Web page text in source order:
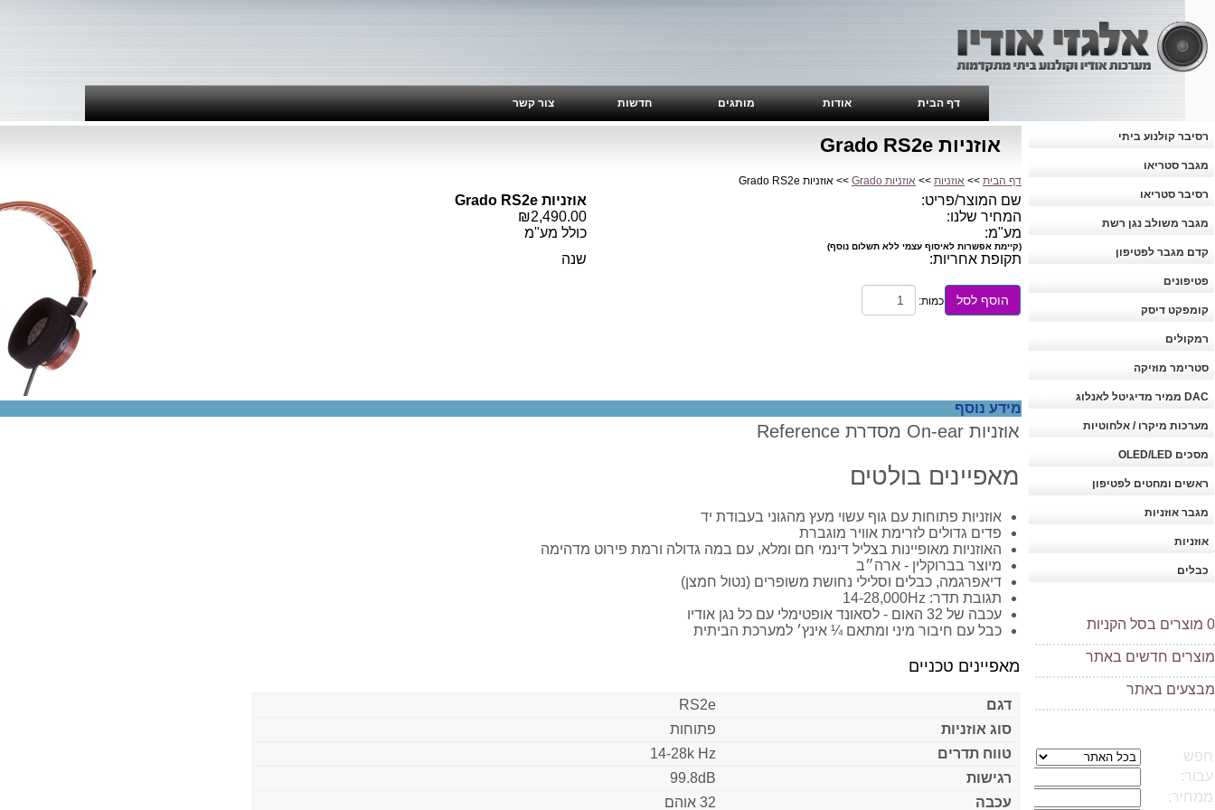
דף הבית אודות מותגים חדשות צור קשר
רסיבר קולנוע ביתי
מגבר סטריאו
רסיבר סטריאו
מגבר משולב נגן רשת
קדם מגבר לפטיפון
פטיפונים
קומפקט דיסק
רמקולים
סטרימר מוזיקה
DAC ממיר מדיגיטל לאנלוג
מערכות מיקרו / אלחוטיות
מסכים OLED/LED
ראשים ומחטים לפטיפון
מגבר אוזניות
אוזניות
כבלים
0 מוצרים בסל הקניות
..................................................
מוצרים חדשים באתר
..................................................
מבצעים באתר
..................................................
אוזניות Grado RS2e
דף הבית >> אוזניות >> אוזניות Grado >> אוזניות Grado RS2e
שם המוצר/פריט:
אוזניות Grado RS2e
המחיר שלנו:
₪2,490.00
מע"מ:
כולל מע"מ
(קיימת אפשרות לאיסוף עצמי ללא תשלום נוסף)
תקופת אחריות: שנה
הוסף לסל כמות:
מידע נוסף
אוזניות On-ear מסדרת Reference
מאפיינים בולטים
אוזניות פתוחות עם גוף עשוי מעץ מהגוני בעבודת יד
פדים גדולים לזרימת אוויר מוגברת
האוזניות מאופיינות בצליל דינמי חם ומלא, עם במה גדולה ורמת פירוט מדהימה
מיוצר בברוקלין - ארה״ב
דיאפרגמה, כבלים וסלילי נחושת משופרים (נטול חמצן)
תגובת תדר: 14-28,000Hz
עכבה של 32 האום - לסאונד אופטימלי עם כל נגן אודיו
כבל עם חיבור מיני ומתאם ¼ אינץ׳ למערכת הביתית
מאפיינים טכניים
דגם
RS2e
סוג אוזניות
פתוחות
טווח תדרים
14-28k Hz
רגישות
99.8dB
עכבה
32 אוהם